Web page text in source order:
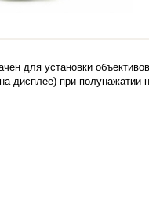
для установки
дисплее) при